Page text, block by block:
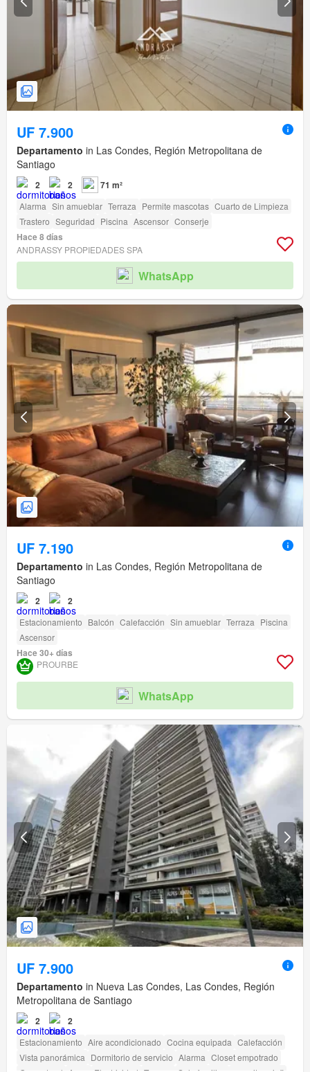
UF 7.900
Departamento in Las Condes, Región Metropolitana de
Santiago
2 2 71 m²
Alarma Sin amueblar Terraza Permite mascotas Cuarto de Limpieza
Trastero Seguridad Piscina Ascensor Conserje
Hace 8 días
ANDRASSY PROPIEDADES SPA
WhatsApp
UF 7.190
Departamento in Las Condes, Región Metropolitana de
Santiago
2 2
Estacionamiento Balcón Calefacción Sin amueblar Terraza Piscina
Ascensor
Hace 30+ días
PROURBE
WhatsApp
UF 7.900
Departamento in Nueva Las Condes, Las Condes, Región
Metropolitana de Santiago
2 2
Estacionamiento Aire acondicionado Cocina equipada Calefacción
Vista panorámica Dormitorio de servicio Alarma Closet empotrado